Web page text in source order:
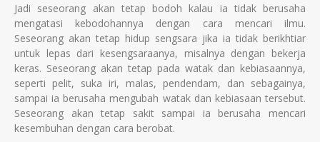
Jadi seseorang akan tetap bodoh kalau ia tidak berusaha
mengatasi kebodohannya dengan cara mencari ilmu.
Seseorang akan tetap hidup sengsara jika ia tidak berikhtiar
untuk lepas dari kesengsaraanya, misalnya dengan bekerja
keras. Seseorang akan tetap pada watak dan kebiasaannya,
seperti pelit, suka iri, malas, pendendam, dan sebagainya,
sampai ia berusaha mengubah watak dan kebiasaan tersebut.
Seseorang akan tetap sakit sampai ia berusaha mencari
kesembuhan dengan cara berobat.